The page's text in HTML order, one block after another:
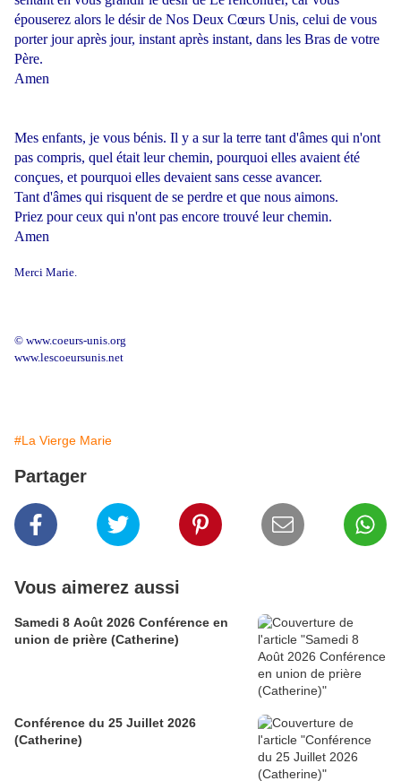
épouserez alors le désir de Nos Deux Cœurs Unis, celui de vous
porter jour après jour, instant après instant, dans les Bras de votre
Père.
Amen
Mes enfants, je vous bénis. Il y a sur la terre tant d'âmes qui n'ont
pas compris, quel était leur chemin, pourquoi elles avaient été
conçues, et pourquoi elles devaient sans cesse avancer.
Tant d'âmes qui risquent de se perdre et que nous aimons.
Priez pour ceux qui n'ont pas encore trouvé leur chemin.
Amen
Merci Marie.
© www.coeurs-unis.org
www.lescoeursunis.net
#La Vierge Marie
Partager
Vous aimerez aussi
Samedi 8 Août 2026 Conférence en
union de prière (Catherine)
Conférence du 25 Juillet 2026
(Catherine)